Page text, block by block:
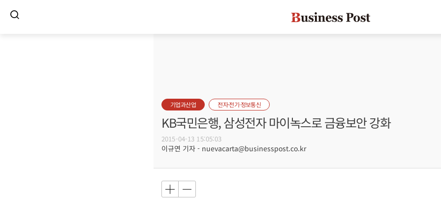
기업과산업 전자·전기·정보통신
KB국민은행, 삼성전자 마이녹스로 금융보안 강화
2015-04-13 15:05:03
이규연 기자 - nuevacarta@businesspost.co.kr